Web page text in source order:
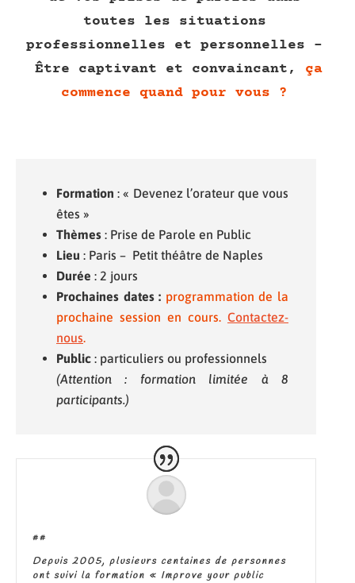
toutes les situations
professionnelles et personnelles –
Être captivant et convaincant, ça
commence quand pour vous ?
Formation: « Devenez l’orateur que vous
êtes »
Thèmes : Prise de Parole en Public
Lieu : Paris – Petit théâtre de Naples
Durée : 2 jours
Prochaines dates : programmation de la
prochaine session en cours. Contactez-
nous.
Public : particuliers ou professionnels
(Attention : formation limitée à 8
participants.)
##
Depuis 2005, plusieurs centaines de personnes
ont suivi la formation « Improve your public